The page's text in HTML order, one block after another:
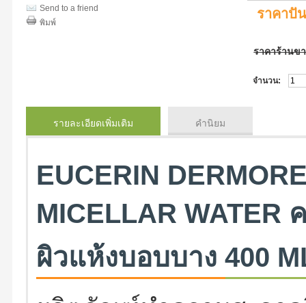
Send to a friend
พิมพ์
ราคาปั
ราคาร้านข
จำนวน:
รายละเอียดเพิ่มเติม คำนิยม
EUCERIN
MICELLAR WATER
ผิวแห้งบอบบาง 400